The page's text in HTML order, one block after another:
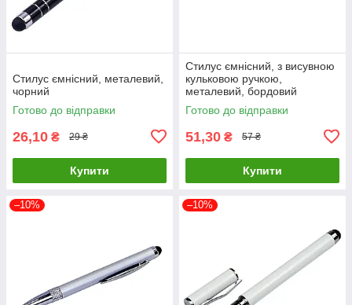
Стилус ємнісний, металевий,
чорний
Готово до відправки
26,10 ₴ 29 ₴
Купити
Стилус ємнісний, з висувною
кульковою ручкою,
металевий, бордовий
Готово до відправки
51,30 ₴ 57 ₴
Купити
–10% –10%